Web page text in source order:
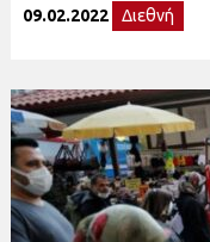
09.02.2022 Διεθνή